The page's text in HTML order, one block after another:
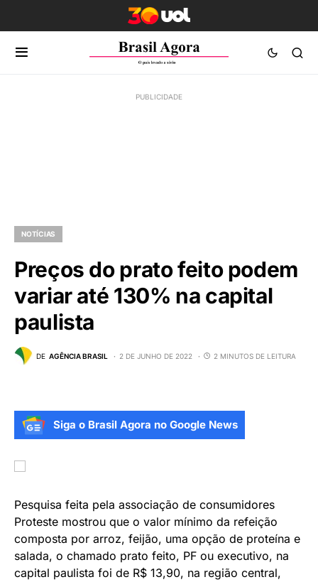
NOTÍCIAS
Preços do prato feito podem
variar até 130% na capital
paulista
DE AGÊNCIA BRASIL 2 DE JUNHO DE 2022 2 MINUTOS DE LEITURA
Siga o Brasil Agora no Google News
Pesquisa feita pela associação de consumidores
Proteste mostrou que o valor mínimo da refeição
composta por arroz, feijão, uma opção de proteína e
salada, o chamado prato feito, PF ou executivo, na
capital paulista foi de R$ 13,90, na região central,